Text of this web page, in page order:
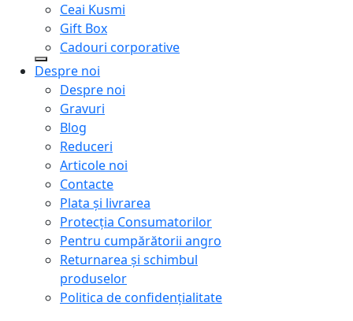
Ceai Kusmi
Gift Box
Cadouri corporative
Despre noi
Despre noi
Gravuri
Blog
Reduceri
Articole noi
Contacte
Plata și livrarea
Protecţia Consumatorilor
Pentru cumpărătorii angro
Returnarea și schimbul
produselor
Politica de confidențialitate